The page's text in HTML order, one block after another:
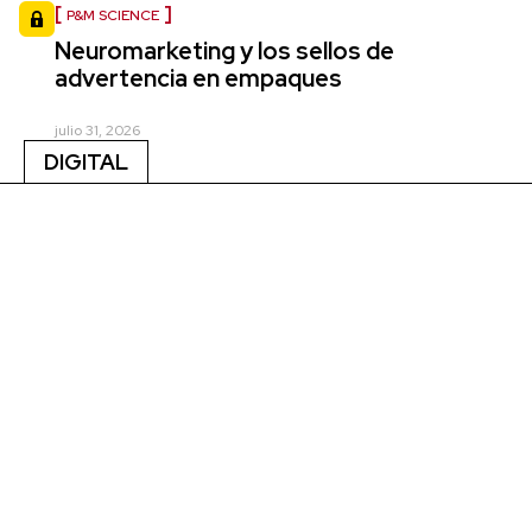
P&M SCIENCE
Neuromarketing y los sellos de
advertencia en empaques
julio 31, 2026
DIGITAL